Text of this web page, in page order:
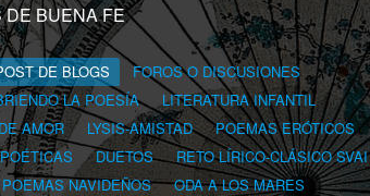
DE BUENA FE
DE BLOGS
FOROS O DISCUSIONES
LA POESÍA
LITERATURA INFANTIL
AMOR LYSIS-AMISTAD
POEMAS ERÓTICOS
DUETOS
RETO LÍRICO-CLÁSICO SVAI
POEMAS NAVIDEÑOS
ODA A LOS MARES